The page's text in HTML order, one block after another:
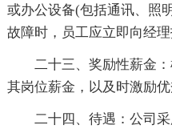
或办公设备(包括通讯、照
故障时，员工应立即向经
二十三、奖励性薪金
其岗位薪金，以及时激励优
二十四、待遇：公司